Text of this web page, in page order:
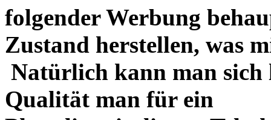
folgender Werbung
Zustand herstellen, was
Natürlich kann man sich
Qualität man für ein